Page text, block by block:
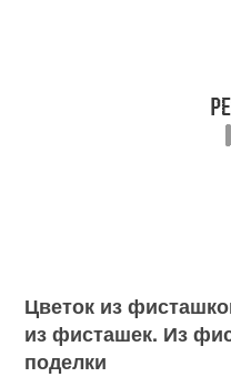
Цветок из
из фисташек. Из
поделки